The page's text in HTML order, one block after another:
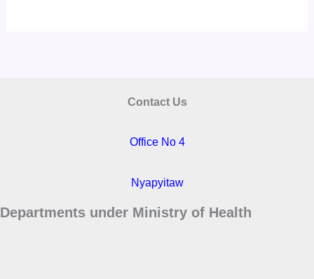
Contact Us
Office No 4
Nyapyitaw
Departments under Ministry of Health